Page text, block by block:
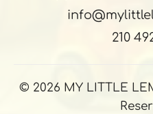
210
© 2026 MY LITTLE